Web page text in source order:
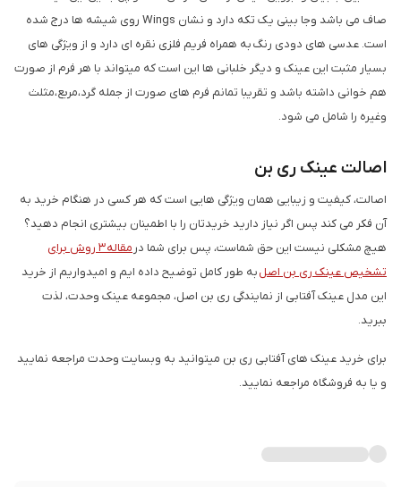
صاف می باشد وجا بینی یک تکه دارد و نشان Wings روی شیشه ها درج شده
است. عدسی های دودی رنگ به همراه فریم فلزی نقره ای دارد و از ویژگی های
بسیار مثبت این عینک و دیگر خلبانی ها این است که میتواند با هر فرم از صورت
هم خوانی داشته باشد و تقریبا تمانم فرم های صورت از جمله گرد،مربع،مثلث
وغیره را شامل می شود.
اصالت عینک ری بن
اصالت، کیفیت و زیبایی همان ویژگی هایی است که هر کسی در هنگام خرید به
آن فکر می کند پس اگر نیاز دارید خریدتان را با اطمینان بیشتری انجام دهید؟
هیچ مشکلی نیست این حق شماست، پس برای شما در
مقاله 3 روش برای
تشخیص عینک ری بن اصلبه طور کامل توضیح داده ایم و امیدواریم از خرید
این مدل عینک آفتابی از نمایندگی ری بن اصل، مجموعه عینک وحدت، لذت
ببرید.
برای خرید عینک های آفتابی ری بن میتوانید به وبسایت وحدت مراجعه نمایید
و یا به فروشگاه مراجعه نمایید.